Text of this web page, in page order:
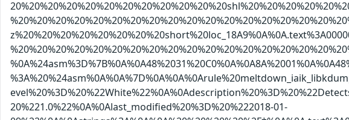
20%221.0%22%0A%0Alast_modified%20%3D%20%222018-01-